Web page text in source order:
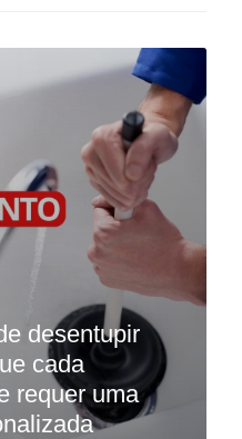
desentupir
cada
requer uma